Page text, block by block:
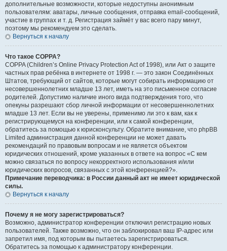
дополнительные возможности, которые недоступны анонимным
пользователям: аватары, личные сообщения, отправка email-сообщений,
участие в группах и т. д. Регистрация займёт у вас всего пару минут,
поэтому мы рекомендуем это сделать.
Вернуться к началу
Что такое COPPA?
COPPA (Children’s Online Privacy Protection Act of 1998), или Акт о защите
частных прав ребёнка в интернете от 1998 г. — это закон Соединённых
Штатов, требующий от сайтов, которые могут собирать информацию от
несовершеннолетних младше 13 лет, иметь на это письменное согласие
родителей. Допустимо наличие иного вида подтверждения того, что
опекуны разрешают сбор личной информации от несовершеннолетних
младше 13 лет. Если вы не уверены, применимо ли это к вам, как к
регистрирующемуся на конференции, или к самой конференции,
обратитесь за помощью к юрисконсульту. Обратите внимание, что phpBB
Limited администрация данной конференции не может давать
рекомендаций по правовым вопросам и не является объектом
юридических отношений, кроме указанных в ответе на вопрос «С кем
можно связаться по вопросу некорректного использования и/или
юридических вопросов, связанных с этой конференцией?».
Примечание переводчика: в России данный акт не имеет юридической
силы.
Вернуться к началу
Почему я не могу зарегистрироваться?
Возможно, администратор конференции отключил регистрацию новых
пользователей. Также возможно, что он заблокировал ваш IP-адрес или
запретил имя, под которым вы пытаетесь зарегистрироваться.
Обратитесь за помощью к администратору конференции.